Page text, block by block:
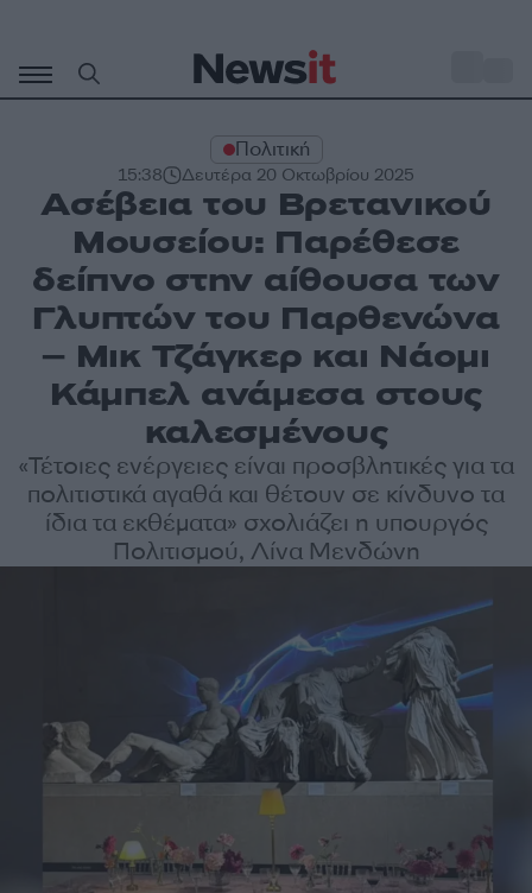
περιεχόμενο
Πολιτική
15:38 Δευτέρα 20 Οκτωβρίου 2025
Ασέβεια του Βρετανικού
Μουσείου: Παρέθεσε
δείπνο στην αίθουσα των
Γλυπτών του Παρθενώνα
– Μικ Τζάγκερ και Νάομι
Κάμπελ ανάμεσα στους
καλεσμένους
«Τέτοιες ενέργειες είναι προσβλητικές για τα
πολιτιστικά αγαθά και θέτουν σε κίνδυνο τα
ίδια τα εκθέματα» σχολιάζει η υπουργός
Πολιτισμού, Λίνα Μενδώνη